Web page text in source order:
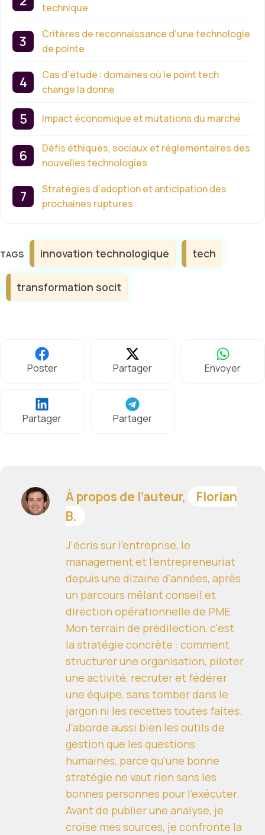
technique
Critères de reconnaissance d’une technologie
de pointe
Cas d’étude : domaines où le point tech
change la donne
Impact économique et mutations du marché
Défis éthiques, sociaux et réglementaires des
nouvelles technologies
Stratégies d’adoption et anticipation des
prochaines ruptures
Étiquettes
innovation technologique tech
transformation socit
Poster Partager Envoyer
Partager Partager
À propos de l’auteur,
Florian
B.
J'écris sur l'entreprise, le
management et l'entrepreneuriat
depuis une dizaine d'années, après
un parcours mêlant conseil et
direction opérationnelle de PME.
Mon terrain de prédilection, c'est
la stratégie concrète : comment
structurer une organisation, piloter
une activité, recruter et fédérer
une équipe, sans tomber dans le
jargon ni les recettes toutes faites.
J'aborde aussi bien les outils de
gestion que les questions
humaines, parce qu'une bonne
stratégie ne vaut rien sans les
bonnes personnes pour l'exécuter.
Avant de publier une analyse, je
croise mes sources, je confronte la